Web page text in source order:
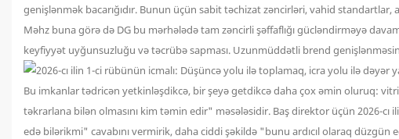
genişlənmək bacarığıdır. Bunun üçün sabit təchizat zəncirləri, vahid
Məhz buna görə də DG bu mərhələdə tam zəncirli şəffaflığı gücləndirməyə
keyfiyyət uyğunsuzluğu və təcrübə sapması. Uzunmüddətli brend
Bu imkanlar tədricən yetkinləşdikcə, bir şeyə getdikcə daha çox əmin oluruq:
təkrarlana bilən olmasını kim təmin edir" məsələsidir. Baş direktor üçün 2026-
edə bilərikmi" cavabını vermirik, daha ciddi şəkildə "bunu ardıcıl olaraq düzgün